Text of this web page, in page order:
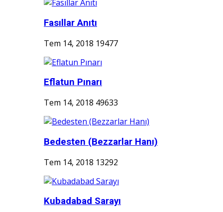
Fasıllar Anıtı
Tem 14, 2018 19477
Eflatun Pınarı
Tem 14, 2018 49633
Bedesten (Bezzarlar Hanı)
Tem 14, 2018 13292
Kubadabad Sarayı